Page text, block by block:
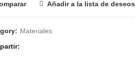
Añadir a la lista de deseos
Materiales